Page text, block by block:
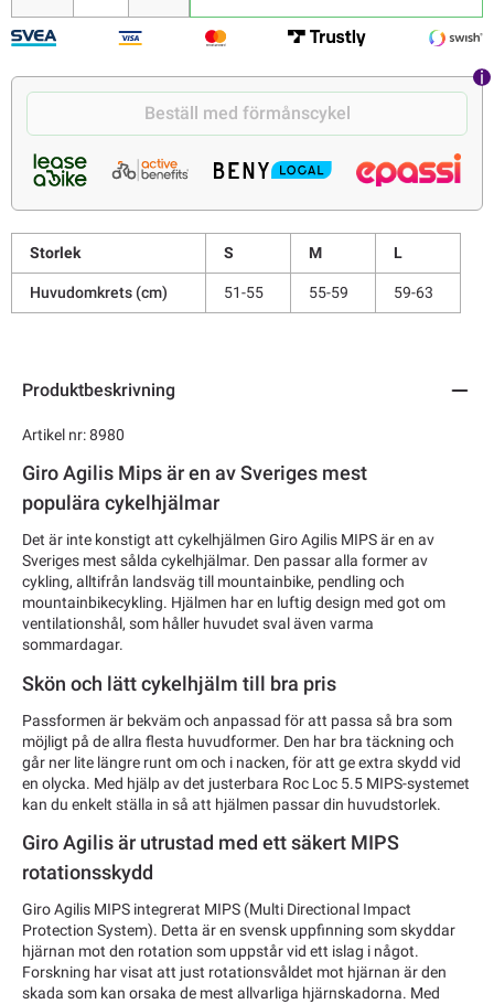
Beställ med förmånscykel
Storlek S M L
Huvudomkrets (cm) 51-55 55-59 59-63
Produktbeskrivning
Artikel nr: 8980
Giro Agilis Mips är en av Sveriges mest
populära cykelhjälmar
Det är inte konstigt att cykelhjälmen Giro Agilis MIPS är en av
Sveriges mest sålda cykelhjälmar. Den passar alla former av
cykling, alltifrån landsväg till mountainbike, pendling och
mountainbikecykling. Hjälmen har en luftig design med got om
ventilationshål, som håller huvudet sval även varma
sommardagar.
Skön och lätt cykelhjälm till bra pris
Passformen är bekväm och anpassad för att passa så bra som
möjligt på de allra flesta huvudformer. Den har bra täckning och
går ner lite längre runt om och i nacken, för att ge extra skydd vid
en olycka. Med hjälp av det justerbara Roc Loc 5.5 MIPS-systemet
kan du enkelt ställa in så att hjälmen passar din huvudstorlek.
Giro Agilis är utrustad med ett säkert MIPS
rotationsskydd
Giro Agilis MIPS integrerat MIPS (Multi Directional Impact
Protection System). Detta är en svensk uppfinning som skyddar
hjärnan mot den rotation som uppstår vid ett islag i något.
Forskning har visat att just rotationsvåldet mot hjärnan är den
skada som kan orsaka de mest allvarliga hjärnskadorna. Med